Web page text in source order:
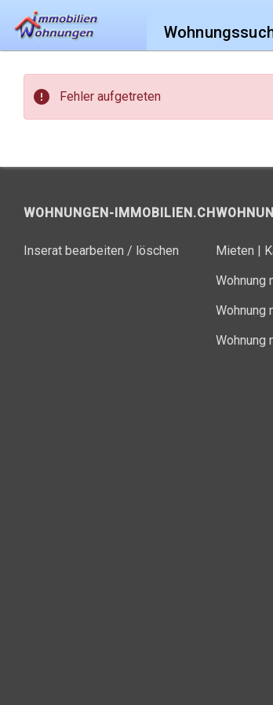
error Fehler aufgetreten
WOHNUNGEN-IMMOBILIEN.CH
Inserat bearbeiten / löschen Mieten |
Wohnung
Wohnung
Wohnung